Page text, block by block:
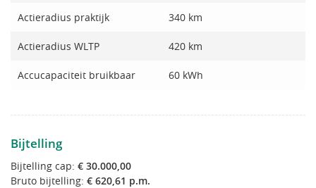
Actieradius praktijk 340 km
Actieradius WLTP 420 km
Accucapaciteit bruikbaar 60 kWh
Bijtelling
Bijtelling cap: € 30.000,00
Bruto bijtelling: € 620,61 p.m.